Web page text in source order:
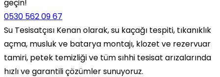
geçin!
0530 562 09 67
Su Tesisatçısı Kenan olarak, su kaçağı tespiti, tıkanıklık
açma, musluk ve batarya montajı, klozet ve rezervuar
tamiri, petek temizliği ve tüm sıhhi tesisat arızalarında
hızlı ve garantili çözümler sunuyoruz.